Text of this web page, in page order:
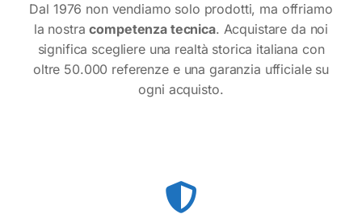
Dal 1976 non vendiamo solo prodotti, ma offriamo
la nostracompetenza tecnica. Acquistare da noi
significa scegliere una realtà storica italiana con
oltre 50.000 referenze e una garanzia ufficiale su
ogni acquisto.